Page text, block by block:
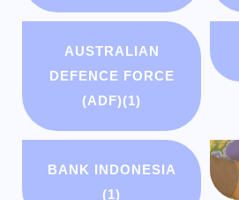
AUSTRALIAN
DEFENCE FORCE
(ADF)(1)
BANK INDONESIA
(1)